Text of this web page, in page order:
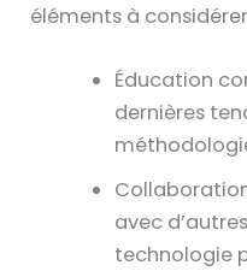
éléments à
Éducation
dernières
avec
technologie